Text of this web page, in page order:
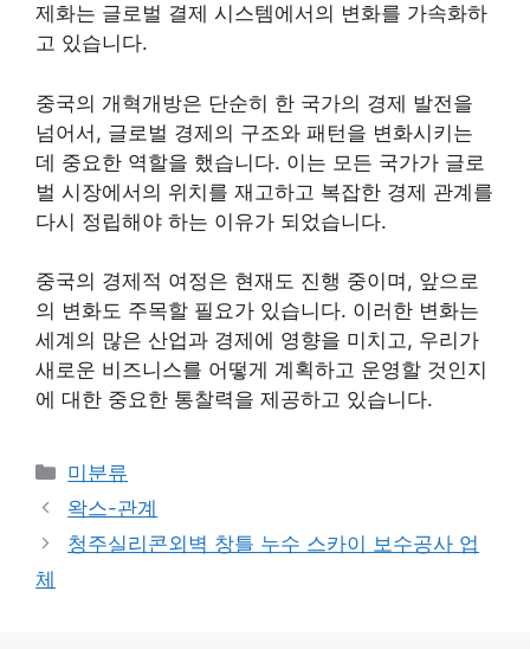
제화는 글로벌 결제 시스템에서의 변화를 가속화하
고 있습니다.
중국의 개혁개방은 단순히 한 국가의 경제 발전을
넘어서, 글로벌 경제의 구조와 패턴을 변화시키는
데 중요한 역할을 했습니다. 이는 모든 국가가 글로
벌 시장에서의 위치를 재고하고 복잡한 경제 관계를
다시 정립해야 하는 이유가 되었습니다.
중국의 경제적 여정은 현재도 진행 중이며, 앞으로
의 변화도 주목할 필요가 있습니다. 이러한 변화는
세계의 많은 산업과 경제에 영향을 미치고, 우리가
새로운 비즈니스를 어떻게 계획하고 운영할 것인지
에 대한 중요한 통찰력을 제공하고 있습니다.
Categories
미분류
왁스-관계
청주실리콘외벽 창틀 누수 스카이 보수공사 업
체